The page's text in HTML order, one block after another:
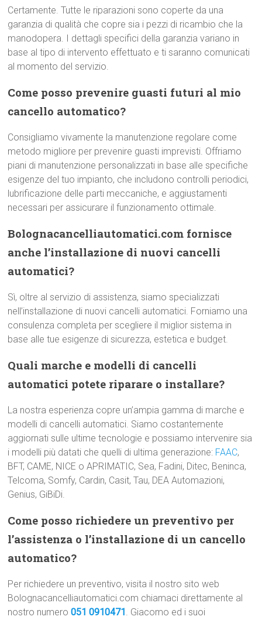
Certamente. Tutte le riparazioni sono coperte da una
garanzia di qualità che copre sia i pezzi di ricambio che la
manodopera. I dettagli specifici della garanzia variano in
base al tipo di intervento effettuato e ti saranno comunicati
al momento del servizio.
Come posso prevenire guasti futuri al mio
cancello automatico?
Consigliamo vivamente la manutenzione regolare come
metodo migliore per prevenire guasti imprevisti. Offriamo
piani di manutenzione personalizzati in base alle specifiche
esigenze del tuo impianto, che includono controlli periodici,
lubrificazione delle parti meccaniche, e aggiustamenti
necessari per assicurare il funzionamento ottimale.
Bolognacancelliautomatici.com fornisce
anche l’installazione di nuovi cancelli
automatici?
Sì, oltre al servizio di assistenza, siamo specializzati
nell’installazione di nuovi cancelli automatici. Forniamo una
consulenza completa per scegliere il miglior sistema in
base alle tue esigenze di sicurezza, estetica e budget.
Quali marche e modelli di cancelli
automatici potete riparare o installare?
La nostra esperienza copre un’ampia gamma di marche e
modelli di cancelli automatici. Siamo costantemente
aggiornati sulle ultime tecnologie e possiamo intervenire sia
i modelli più datati che quelli di ultima generazione: FAAC,
BFT, CAME, NICE o APRIMATIC, Sea, Fadini, Ditec, Beninca,
Telcoma, Somfy, Cardin, Casit, Tau, DEA Automazioni,
Genius, GiBiDi.
Come posso richiedere un preventivo per
l’assistenza o l’installazione di un cancello
automatico?
Per richiedere un preventivo, visita il nostro sito web
Bolognacancelliautomatici.com chiamaci direttamente al
nostro numero051 0910471 . Giacomo ed i suoi